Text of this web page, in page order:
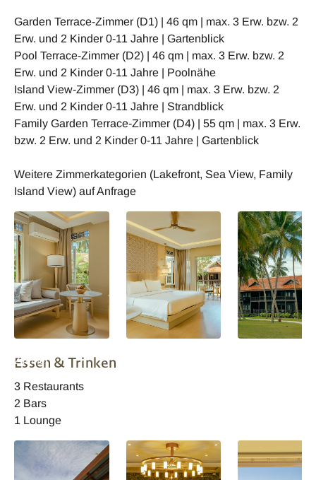
Garden Terrace-Zimmer (D1) | 46 qm | max. 3 Erw. bzw. 2
Erw. und 2 Kinder 0-11 Jahre | Gartenblick
Pool Terrace-Zimmer (D2) | 46 qm | max. 3 Erw. bzw. 2
Erw. und 2 Kinder 0-11 Jahre | Poolnähe
Island View-Zimmer (D3) | 46 qm | max. 3 Erw. bzw. 2
Erw. und 2 Kinder 0-11 Jahre | Strandblick
Family Garden Terrace-Zimmer (D4) | 55 qm | max. 3 Erw.
bzw. 2 Erw. und 2 Kinder 0-11 Jahre | Gartenblick
Weitere Zimmerkategorien (Lakefront, Sea View, Family
Island View) auf Anfrage
Zimmer
Essen & Trinken
3 Restaurants
2 Bars
1 Lounge